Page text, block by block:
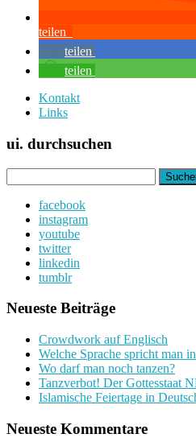
teilen
teilen
teilen
Kontakt
Links
ui. durchsuchen
nach:
facebook
instagram
youtube
twitter
linkedin
tumblr
Neueste Beiträge
Crowdwork auf Englisch
Welche Sprache spricht man
Wo darf man noch tanzen?
Tanzverbot! Der Gottesstaat
Islamische Feiertage in
Neueste Kommentare